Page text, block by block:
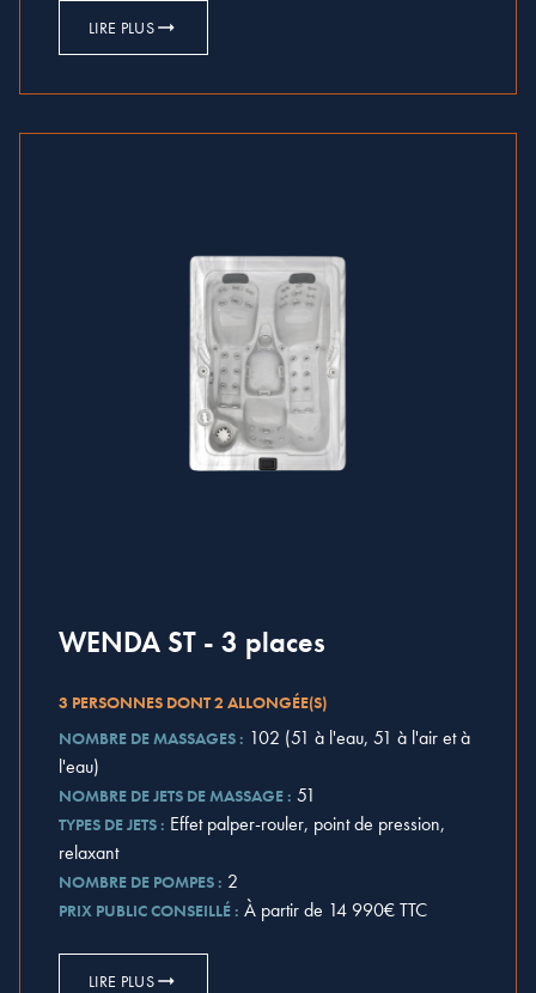
LIRE PLUS
WENDA ST - 3 places
3 PERSONNES DONT 2 ALLONGÉE(S)
NOMBRE DE MASSAGES : 102 (51 à l'eau, 51 à l'air et à
l'eau)
NOMBRE DE JETS DE MASSAGE : 51
TYPES DE JETS : Effet palper-rouler, point de pression,
relaxant
NOMBRE DE POMPES : 2
PRIX PUBLIC CONSEILLÉ : À partir de 14 990€ TTC
LIRE PLUS